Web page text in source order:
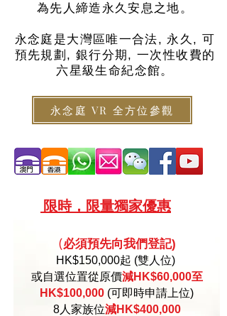
為先人締造永久安息之地。
永念庭是大灣區唯一合法, 永久, 可
預先規劃, 銀行分期, 一次性收費的
六星級生命紀念館。
永念庭 VR 全方位參觀
限時，限量獨家優惠
(必須預先向我們登記)
HK$150,000起 (雙人位)
或自選位置從原價減HK$60,000至
HK$100,000 (可即時申請上位)
8人家族位減HK$400,000